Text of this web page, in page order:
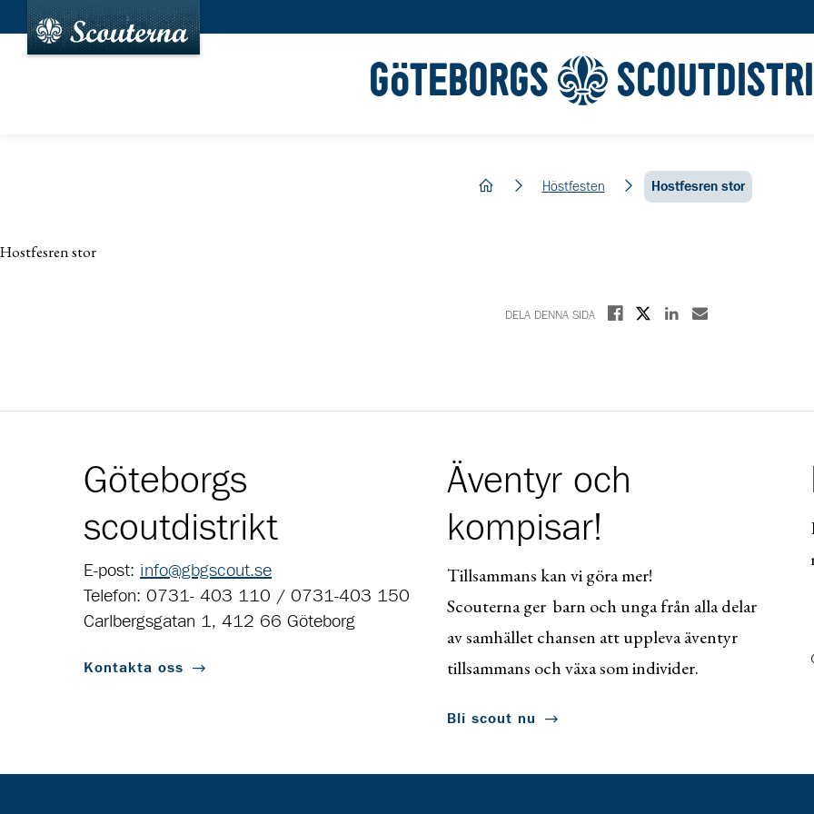
GÖTEBORGS
hem Höstfesten Hostfesren stor
Hostfesren stor
DELA DENNA SIDA Dela på Facebook
Dela på XDela på Linkedin
Dela med E-post
Göteborgs
scoutdistrikt
E-post: info@gbgscout.se
Telefon: 0731- 403 110 / 0731-403 150
Carlbergsgatan 1, 412 66 Göteborg
Kontakta oss
Äventyr och
kompisar!
Tillsammans kan vi göra mer!
Scouterna ger barn och unga från alla delar
av samhället chansen att uppleva äventyr
tillsammans och växa som individer.
Bli scout nu